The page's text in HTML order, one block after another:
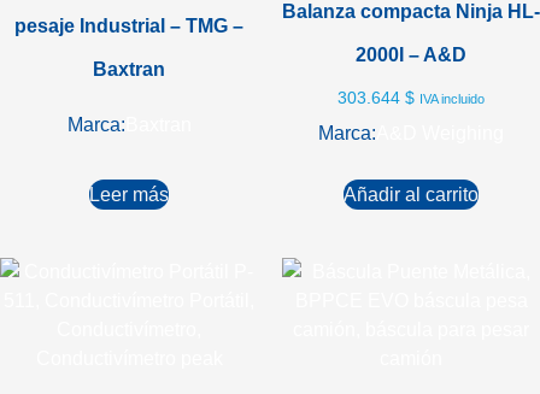
pesaje Industrial – TMG –
Baxtran
Marca:
Leer más
Balanza compacta Ninja HL-
2000I – A&D
303.644 $ IVA incluido
Marca:
Añadir al carrito